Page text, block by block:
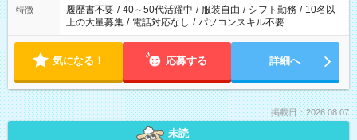
合は応募できません。
特徴 履歴書不要 / 40～50代活躍中 / 服装自由 / シフト勤務 / 10名以
上の大量募集 / 電話対応なし / パソコンスキル不要
気になる！ 応募する 詳細へ
掲載日：2026.08.07
未読